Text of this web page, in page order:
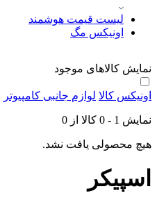
لیست قیمت هوشمند
اونیکس مگ
نمایش کالاهای موجود
اونیکس کالا لوازم جانبی کامپیوتر
نمایش 1
-
0 کالا از 0
هیچ محصولی یافت نشد.
اسپیکر